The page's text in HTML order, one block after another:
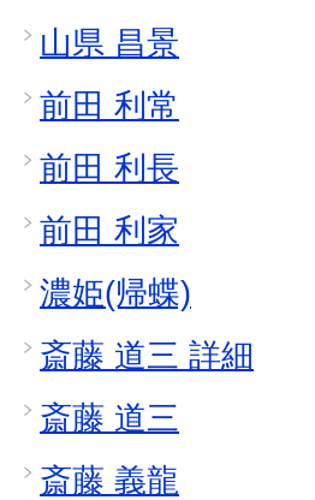
山県 昌景
前田 利常
前田 利長
前田 利家
濃姫(帰蝶)
斎藤 道三 詳細
斎藤 道三
斎藤 義龍